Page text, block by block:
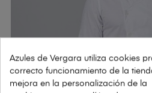
Azules de Vergara utiliza cookies
correcto funcionamiento de la
mejora en la personalización de la